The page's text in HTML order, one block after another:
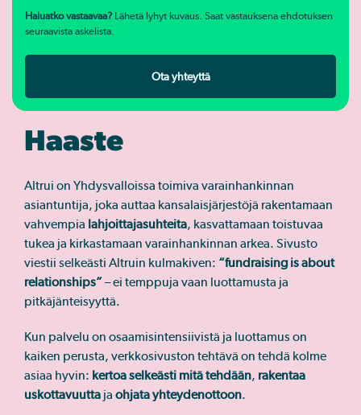
Haaste
Altrui on Yhdysvalloissa toimiva varainhankinnan
asiantuntija, joka auttaa kansalaisjärjestöjä rakentamaan
vahvempia lahjoittajasuhteita, kasvattamaan toistuvaa
tukea ja kirkastamaan varainhankinnan arkea. Sivusto
viestii selkeästi Altruin kulmakiven: “fundraising is about
relationships”– ei temppuja vaan luottamusta ja
pitkäjänteisyyttä.
Kun palvelu on osaamisintensiivistä ja luottamus on
kaiken perusta, verkkosivuston tehtävä on tehdä kolme
asiaa hyvin: kertoa selkeästi mitä tehdään, rakentaa
uskottavuutta ja ohjata yhteydenottoon.
Haluatko vastaavaa? Lähetä lyhyt kuvaus. Saat vastauksena ehdotuksen
seuraavista askelista.
Ota yhteyttä